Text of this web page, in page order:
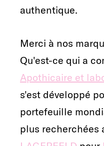
authentique.
Merci à nos
Qu'est-ce qui a
Apothicaire et
s'est développé
portefeuille
plus recherchées